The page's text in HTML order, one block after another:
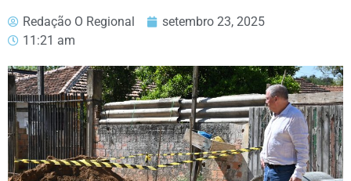
Redação O Regional
setembro 23, 2025
11:21 am